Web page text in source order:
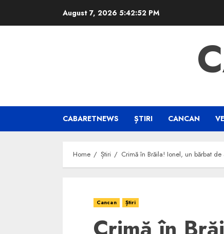
August 7, 2026 5:42:52 PM
CABARETNEWS ȘTIRI CANCAN
Home Știri Crimă în Brăila! Ionel, un bărbat
Cancan Știri